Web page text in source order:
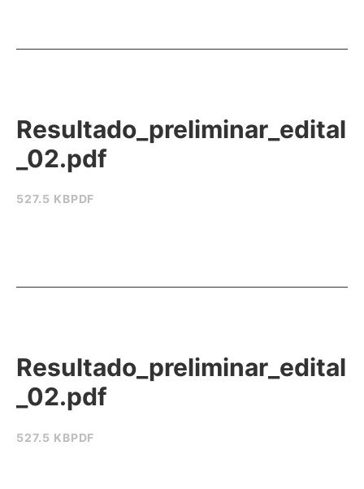
527.5 KBPDF
Resultado_preliminar_edital
_02.pdf
527.5 KBPDF
Resultado_preliminar_edital
_02.pdf